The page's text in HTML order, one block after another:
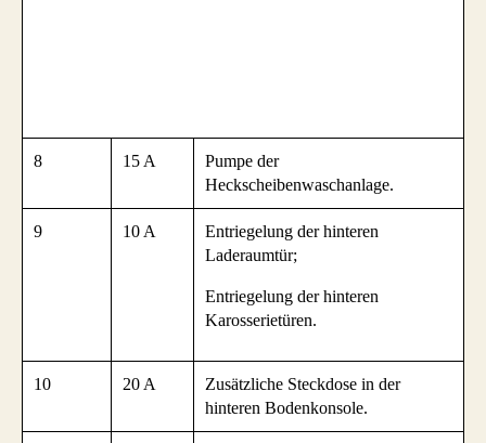
8 15 A
Pumpe der
Heckscheibenwaschanlage.
9 10 A
Entriegelung der hinteren
Laderaumtür;
Entriegelung der hinteren
Karosserietüren.
10 20 A
Zusätzliche Steckdose in der
hinteren Bodenkonsole.